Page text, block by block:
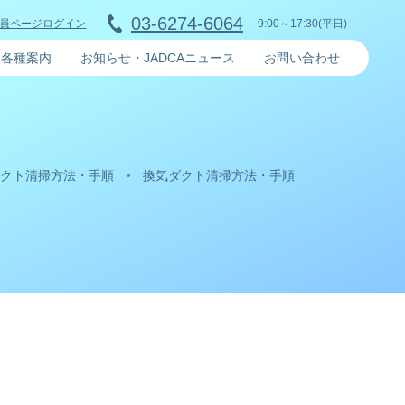
ページログイン 03-6274-6064 9:00～17:30(平日)
各種案内 お知らせ・JADCAニュース お問い合わせ
ト清掃方法・手順 換気ダクト清掃方法・手順